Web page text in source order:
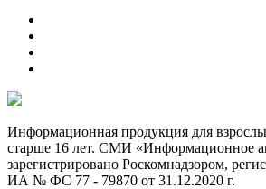
Информационная продукция для
старше 16 лет. СМИ «Информационное
зарегистрировано Роскомнадзором,
ИА № ФС 77 - 79870 от 31.12.2020 г.